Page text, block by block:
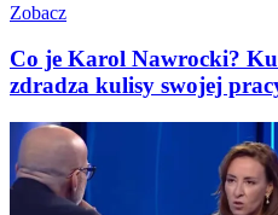
Zobacz
Co je Karol Nawrocki?
zdradza kulisy swojej